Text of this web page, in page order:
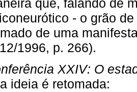
- o grão
de uma
1996, p. 266).
XXIV: O
ideia é retomada: